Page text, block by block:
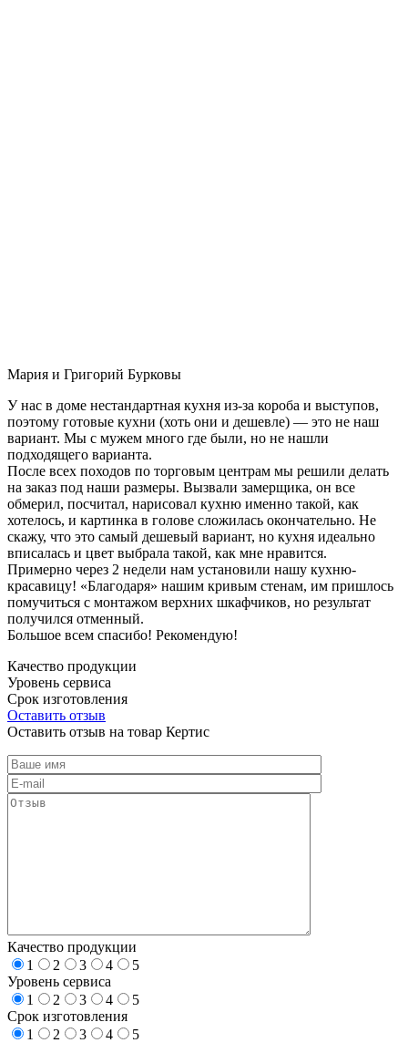
Мария и Григорий Бурковы
У нас в доме нестандартная кухня из-за короба и выступов,
поэтому готовые кухни (хоть они и дешевле) — это не наш
вариант. Мы с мужем много где были, но не нашли
подходящего варианта.
После всех походов по торговым центрам мы решили делать
на заказ под наши размеры. Вызвали замерщика, он все
обмерил, посчитал, нарисовал кухню именно такой, как
хотелось, и картинка в голове сложилась окончательно. Не
скажу, что это самый дешевый вариант, но кухня идеально
вписалась и цвет выбрала такой, как мне нравится.
Примерно через 2 недели нам установили нашу кухню-
красавицу! «Благодаря» нашим кривым стенам, им пришлось
помучиться с монтажом верхних шкафчиков, но результат
получился отменный.
Большое всем спасибо! Рекомендую!
Качество продукции
Уровень сервиса
Срок изготовления
Оставить отзыв
Оставить отзыв на товар Кертис
Качество продукции
1
2 3 4
5
Уровень сервиса
1
2 3 4
5
Срок изготовления
1
2 3 4
5